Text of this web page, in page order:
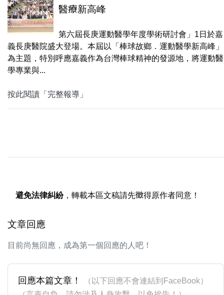
醫療新高峰
第六屆長庚運動醫學年度學術研討會」1日於嘉
義長庚醫院盛大登場。本屆以「棒球故鄉．運動醫學新高峰」
為主題，特別呼應嘉義作為台灣棒球精神的發源地，將運動醫
學專業與...
按此閱讀「完整報導」
避免法律糾紛，轉載本區文稿請先徵得原作者同意！
文章回應
目前尚無回應，成為第一個回應的人吧！
回應本篇文章！
（以下回應不會連結到FaceBook）